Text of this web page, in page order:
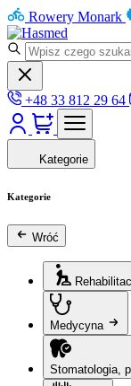
Rowery Monark
+48 33 812 29 64
Kategorie
Kategorie
Wróć
Medycyna
Stomatologia,